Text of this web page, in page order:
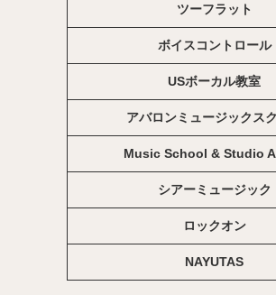
ツーフラット
ボイスコントロール
USボーカル教室
アバロンミュージックス
Music School & Studio
シアーミュージック
ロックオン
NAYUTAS